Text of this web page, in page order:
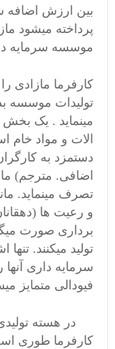
بین ارزش اضافه
پرداخته میشود
موسسه سرمایه
کارفرما مازادی
تولیدات موسسه
مینماید . یک بخش
الات و مواد خام
دستمزد به
اضافی. مترجم)
تصرف مینماید.
و رعیت ها
برداری صورت
تولید میکنند.
سرمایه داری
فیودالی متمایز
در هسته
کارفرما طوری